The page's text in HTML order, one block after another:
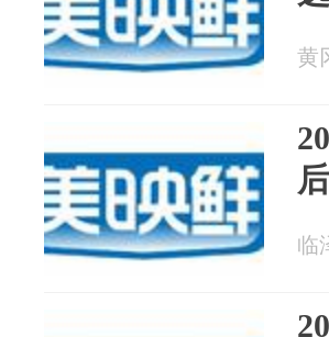
黄
临